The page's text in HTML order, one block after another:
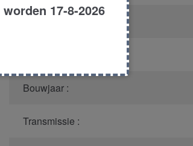
Bouwjaar :
Transmissie :
17-8-2026